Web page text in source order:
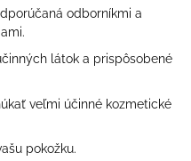
odborníkmi a
látok a prispôsobené
veľmi účinné kozmetické
pokožku.